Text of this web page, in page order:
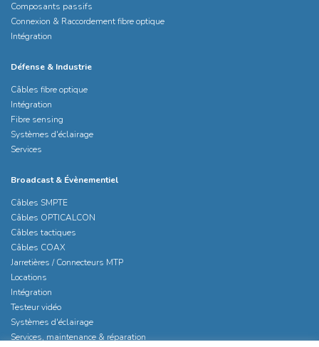
Composants passifs
Connexion & Raccordement fibre optique
Intégration
Défense & Industrie
Câbles fibre optique
Intégration
Fibre sensing
Systèmes d'éclairage
Services
Broadcast & Évènementiel
Câbles SMPTE
Câbles OPTICALCON
Câbles tactiques
Câbles COAX
Jarretières / Connecteurs MTP
Locations
Intégration
Testeur vidéo
Systèmes d'éclairage
Services, maintenance & réparation